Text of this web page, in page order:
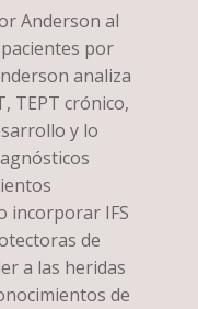
Anderson al
por
analiza
TEPT crónico,
y lo
incorporar IFS
de
a las heridas
de